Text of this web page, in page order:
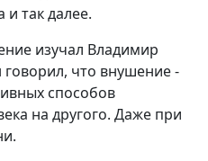
так далее.
изучал Владимир
что внушение -
способов
на другого. Даже при